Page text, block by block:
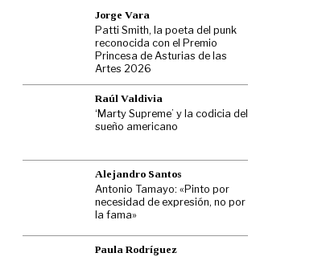
Jorge Vara
Patti Smith, la poeta del punk
reconocida con el Premio
Princesa de Asturias de las
Artes 2026
Raúl Valdivia
‘Marty Supreme’ y la codicia del
sueño americano
Alejandro Santos
Antonio Tamayo: «Pinto por
necesidad de expresión, no por
la fama»
Paula Rodríguez